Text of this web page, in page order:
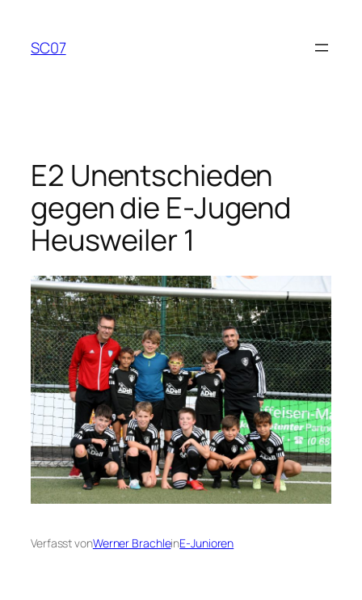
springen
SC07
E2 Unentschieden
gegen die E-Jugend
Heusweiler 1
Verfasst vonWerner BrachleinE-Junioren